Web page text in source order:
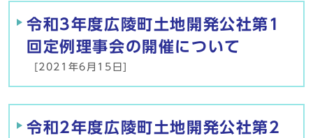
令和3年度広陵町土地開発公社第1
回定例理事会の開催について
[2021年6月15日]
令和2年度広陵町土地開発公社第2